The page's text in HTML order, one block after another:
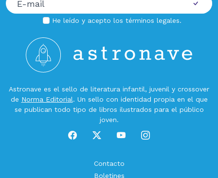
He leído y acepto los términos legales.
Astronave es el sello de literatura infantil, juvenil y crossover
de Norma Editorial. Un sello con identidad propia en el que
se publican todo tipo de libros ilustrados para el público
joven.
Contacto
Boletines